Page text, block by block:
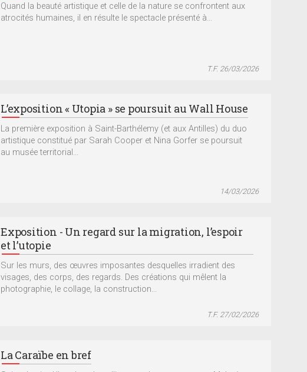
Quand la beauté artistique et celle de la nature se confrontent aux
atrocités humaines, il en résulte le spectacle présenté à...
T.F. 26/03/2026
L’exposition « Utopia » se poursuit au Wall House
La première exposition à Saint-Barthélemy (et aux Antilles) du duo
artistique constitué par Sarah Cooper et Nina Gorfer se poursuit
au musée territorial...
14/03/2026
Exposition - Un regard sur la migration, l’espoir
et l’utopie
Sur les murs, des œuvres imposantes desquelles irradient des
visages, des corps, des regards. Des créations qui mêlent la
photographie, le collage, la construction...
T.F. 27/02/2026
La Caraïbe en bref